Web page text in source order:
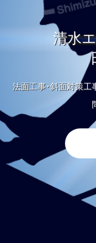
清水
法面工事･斜面対策工